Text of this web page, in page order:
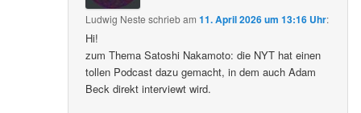
Ludwig Neste schriebam11. April 2026 um 13:16 Uhr:
Hi!
zum Thema Satoshi Nakamoto: die NYT hat einen
tollen Podcast dazu gemacht, in dem auch Adam
Beck direkt interviewt wird.